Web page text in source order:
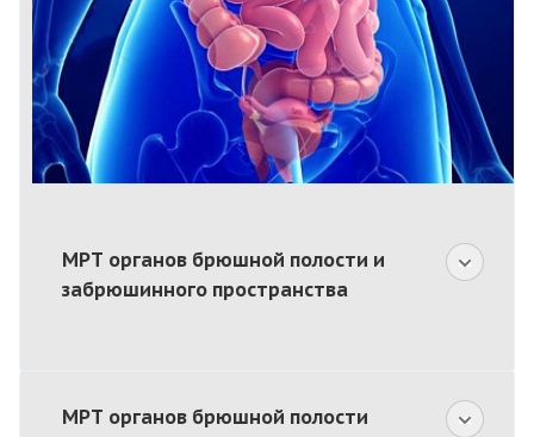
МРТ органов брюшной полости и
забрюшинного пространства
МРТ органов брюшной полости